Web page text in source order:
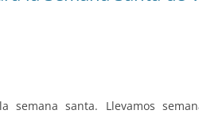
semana santa. Llevamos